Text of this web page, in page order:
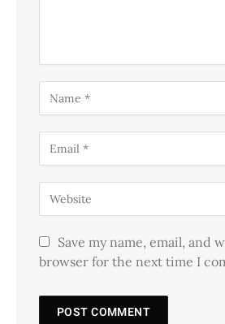
Save my name, email, and
browser for the next time I